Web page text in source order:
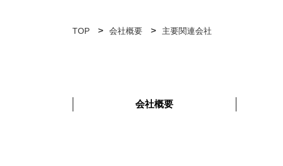
TOP > 会社概要 > 主要関連会社
会社概要